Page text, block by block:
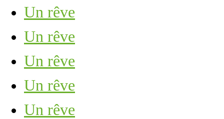
Un rêve
Un rêve
Un rêve
Un rêve
Un rêve